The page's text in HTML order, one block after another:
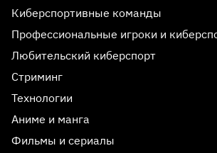
Киберспортивные команды
Профессиональные игроки и
Любительский киберспорт
Стриминг
Технологии
Аниме и манга
Фильмы и сериалы